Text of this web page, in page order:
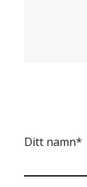
Ditt namn*